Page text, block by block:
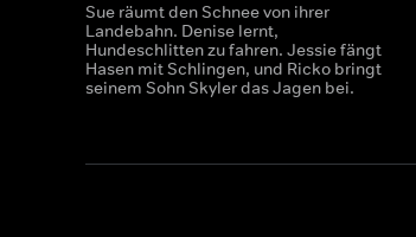
Sue räumt den Schnee von ihrer
Landebahn. Denise lernt,
Hundeschlitten zu fahren. Jessie fängt
Hasen mit Schlingen, und Ricko bringt
seinem Sohn Skyler das Jagen bei.